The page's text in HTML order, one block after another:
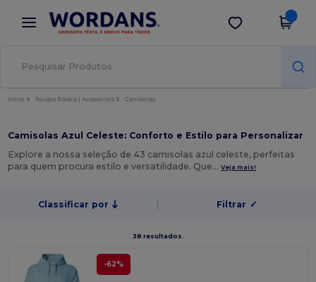
× App Wordans
Melhores preços na app!
Obter app
Início Roupa Básica | Acessórios Camisolas
Camisolas Azul Celeste: Conforto e Estilo para Personalizar
Explore a nossa seleção de 43 camisolas azul celeste, perfeitas
para quem procura estilo e versatilidade. Que…Veja mais!
Classificar por Filtrar ✓
38 resultados.
-62%